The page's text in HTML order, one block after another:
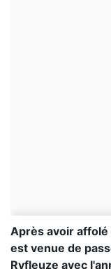
Après avoir
est venue de
Rvfleuze avec